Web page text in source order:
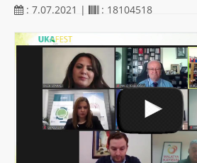
: 7.07.2021 | : 18104518